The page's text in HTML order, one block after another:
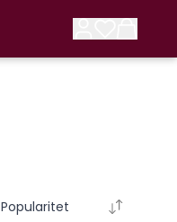
Popularitet